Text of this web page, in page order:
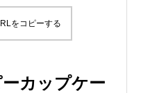
をコピーする
カップケー